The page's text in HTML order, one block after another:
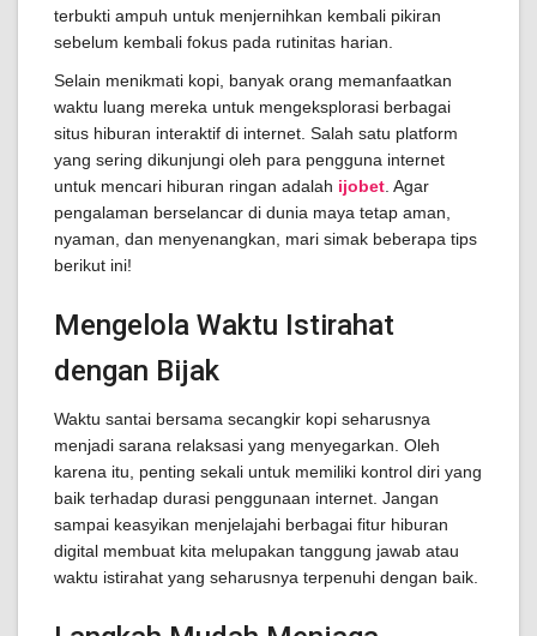
terbukti ampuh untuk menjernihkan kembali pikiran
sebelum kembali fokus pada rutinitas harian.
Selain menikmati kopi, banyak orang memanfaatkan
waktu luang mereka untuk mengeksplorasi berbagai
situs hiburan interaktif di internet. Salah satu platform
yang sering dikunjungi oleh para pengguna internet
untuk mencari hiburan ringan adalah ijobet . Agar
pengalaman berselancar di dunia maya tetap aman,
nyaman, dan menyenangkan, mari simak beberapa tips
berikut ini!
Mengelola Waktu Istirahat
dengan Bijak
Waktu santai bersama secangkir kopi seharusnya
menjadi sarana relaksasi yang menyegarkan. Oleh
karena itu, penting sekali untuk memiliki kontrol diri yang
baik terhadap durasi penggunaan internet. Jangan
sampai keasyikan menjelajahi berbagai fitur hiburan
digital membuat kita melupakan tanggung jawab atau
waktu istirahat yang seharusnya terpenuhi dengan baik.